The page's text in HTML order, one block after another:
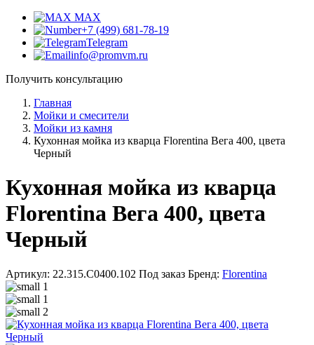
MAX
+7 (499) 681-78-19
Telegram
info@promvm.ru
Получить консультацию
Главная
Мойки и смесители
Мойки из камня
Кухонная мойка из кварца Florentina Вега 400, цвета
Черный
Кухонная мойка из кварца
Florentina Вега 400, цвета
Черный
Артикул: 22.315.C0400.102 Под заказ Бренд: Florentina